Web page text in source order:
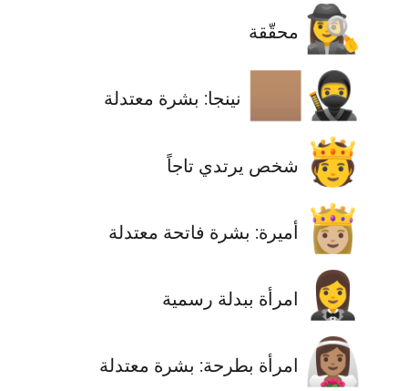
🕵️‍♀️ محقّقة
🥷🏽 نينجا: بشرة معتدلة
🫅 شخص يرتدي تاجاً
👸🏼 أميرة: بشرة فاتحة معتدلة
🤵‍♀️ امرأة ببدلة رسمية
👰🏽‍♀️ امرأة بطرحة: بشرة معتدلة